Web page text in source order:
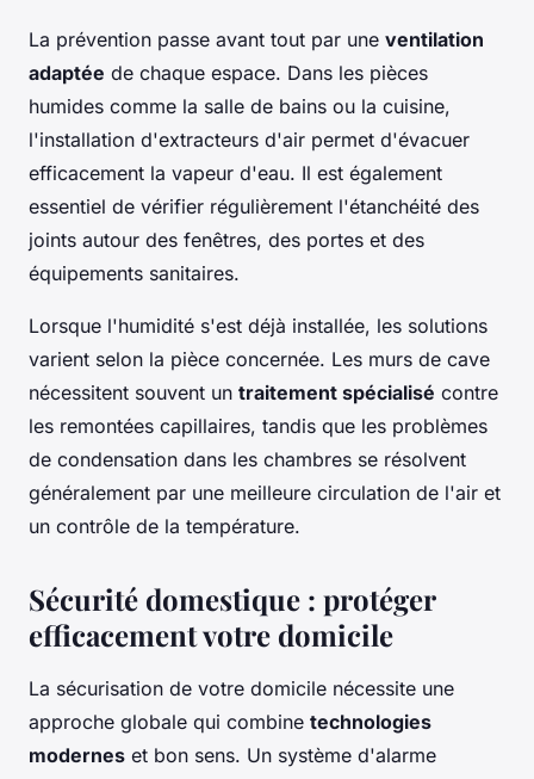
La prévention passe avant tout par une ventilation
adaptée de chaque espace. Dans les pièces
humides comme la salle de bains ou la cuisine,
l'installation d'extracteurs d'air permet d'évacuer
efficacement la vapeur d'eau. Il est également
essentiel de vérifier régulièrement l'étanchéité des
joints autour des fenêtres, des portes et des
équipements sanitaires.
Lorsque l'humidité s'est déjà installée, les solutions
varient selon la pièce concernée. Les murs de cave
nécessitent souvent un traitement spécialisé contre
les remontées capillaires, tandis que les problèmes
de condensation dans les chambres se résolvent
généralement par une meilleure circulation de l'air et
un contrôle de la température.
Sécurité domestique : protéger
efficacement votre domicile
La sécurisation de votre domicile nécessite une
approche globale qui combine technologies
modernes et bon sens. Un système d'alarme